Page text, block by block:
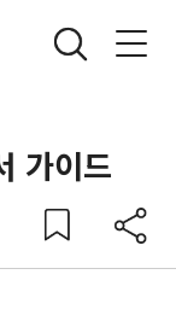
가이드